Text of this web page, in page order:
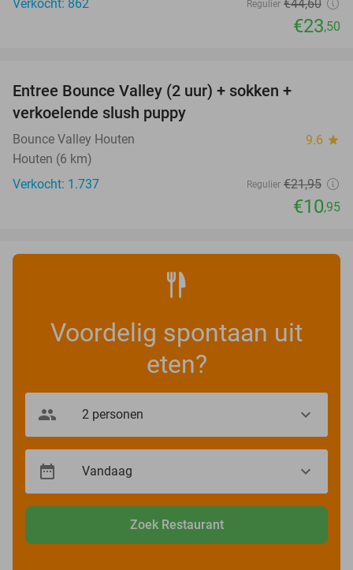
Verkocht: 862
Regulier €44,60
€23,50
Entree Bounce Valley (2 uur) + sokken +
verkoelende slush puppy
Bounce Valley Houten 9.6 star
Houten (6 km)
Verkocht: 1.737
Regulier €21,95
€10,95
Voordelig spontaan uit
eten?
Zoek Restaurant